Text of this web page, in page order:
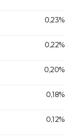
0,23%
0,22%
0,20%
0,18%
0,12%